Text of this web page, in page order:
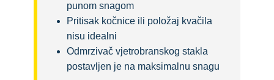
punom snagom
Pritisak kočnice ili položaj kvačila
nisu idealni
Odmrzivač vjetrobranskog stakla
postavljen je na maksimalnu snagu